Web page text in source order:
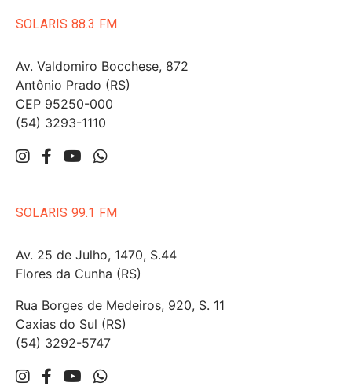
SOLARIS 88.3 FM
Av. Valdomiro Bocchese, 872
Antônio Prado (RS)
CEP 95250-000
(54) 3293-1110
SOLARIS 99.1 FM
Av. 25 de Julho, 1470, S.44
Flores da Cunha (RS)
Rua Borges de Medeiros, 920, S. 11
Caxias do Sul (RS)
(54) 3292-5747